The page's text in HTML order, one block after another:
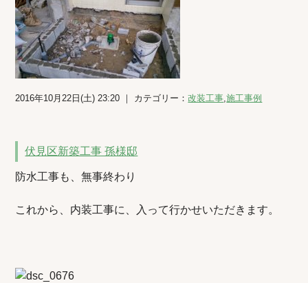
2016年10月22日(土) 23:20 ｜ カテゴリー：改装工事,施工事例
伏見区新築工事 孫様邸
防水工事も、無事終わり
これから、内装工事に、入って行かせいただきます。